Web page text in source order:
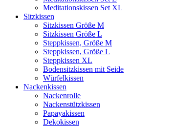
Meditationskissen Set XL
Sitzkissen
Sitzkissen Größe M
Sitzkissen Größe L
Steppkissen, Größe M
Steppkissen, Größe L
Steppkissen XL
Bodensitzkissen mit Seide
Würfelkissen
Nackenkissen
Nackenrolle
Nackenstützkissen
Papayakissen
Dekokissen